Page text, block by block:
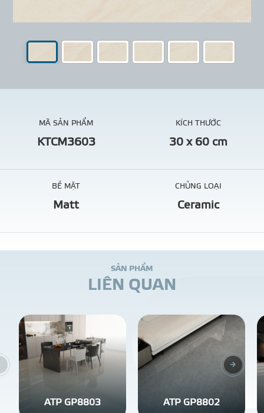
MÃ SẢN PHẨM
KTCM3603
KÍCH THƯỚC
30 x 60 cm
BỀ MẶT
Matt
CHỦNG LOẠI
Ceramic
SẢN PHẨM
LIÊN QUAN
ATP GP8803 ATP GP8802